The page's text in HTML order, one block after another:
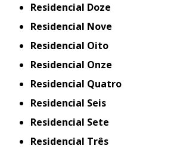
Residencial Doze
Residencial Nove
Residencial Oito
Residencial Onze
Residencial Quatro
Residencial Seis
Residencial Sete
Residencial Três